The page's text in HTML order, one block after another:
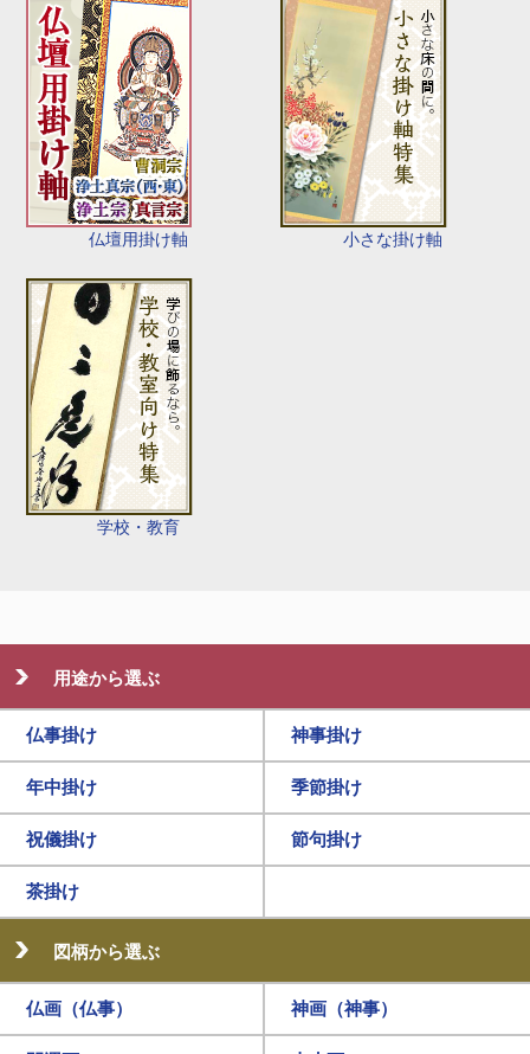
仏壇用掛け軸 小さな掛け軸
学校・教育
用途から選ぶ
仏事掛け 神事掛け
年中掛け 季節掛け
祝儀掛け 節句掛け
茶掛け
図柄から選ぶ
仏画（仏事） 神画（神事）